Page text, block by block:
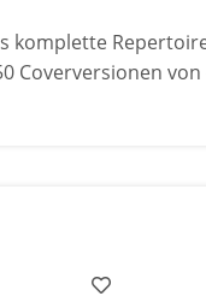
komplette
Coverversionen